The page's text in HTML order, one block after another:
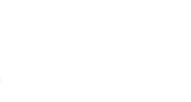
Ukończyłam
Jestem